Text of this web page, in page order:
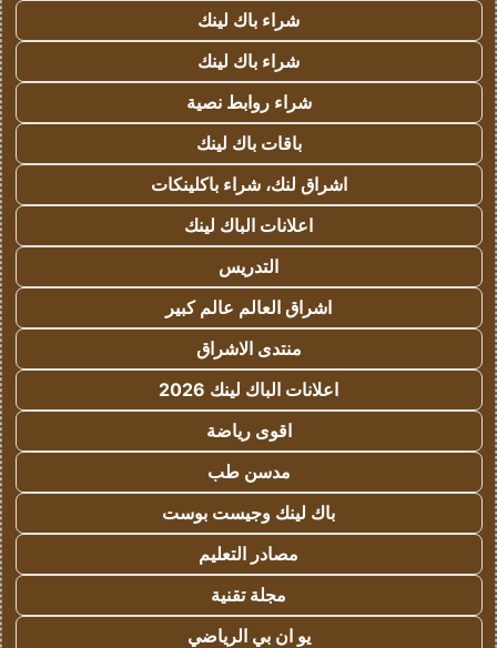
شراء باك لينك
شراء باك لينك
شراء روابط نصية
باقات باك لينك
اشراق لنك، شراء باكلينكات
اعلانات الباك لينك
التدريس
اشراق العالم عالم كبير
منتدى الاشراق
اعلانات الباك لينك 2026
اقوى رياضة
مدسن طب
باك لينك وجيست بوست
مصادر التعليم
مجلة تقنية
يو ان بي الرياضي